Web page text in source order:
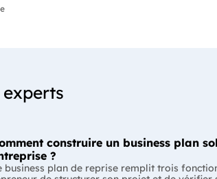
construire un business plan
?
business plan de reprise remplit trois